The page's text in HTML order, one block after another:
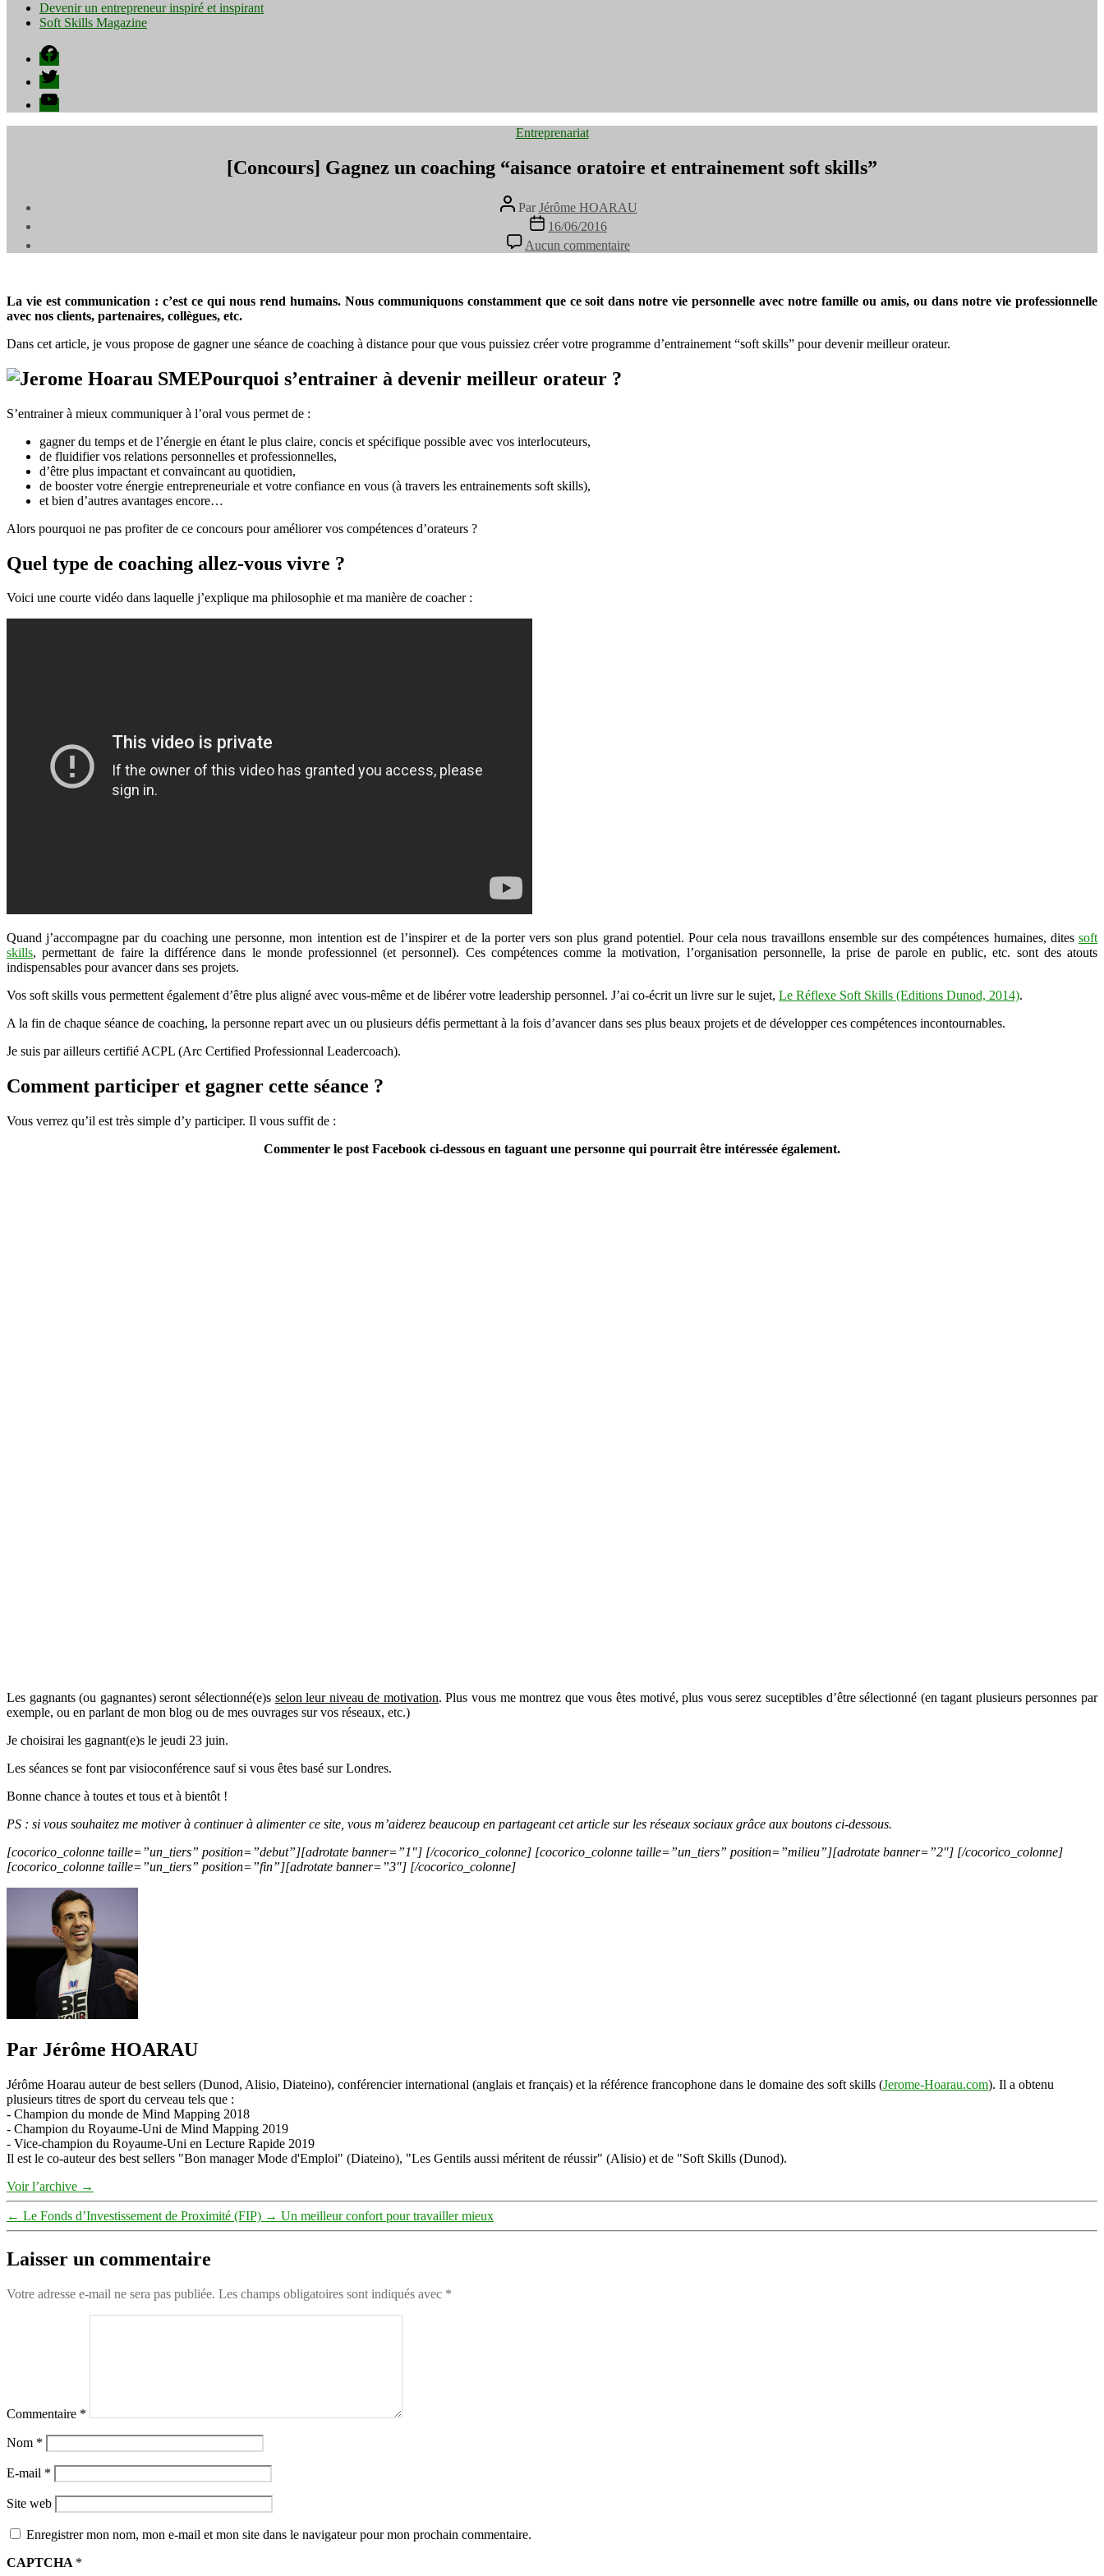
Devenir un entrepreneur inspiré et inspirant
Soft Skills Magazine
Facebook
Twitter
YouTube
Catégories
Entreprenariat
[Concours] Gagnez un coaching “aisance oratoire et entrainement soft skills”
Auteur
de
l’article
Par Jérôme HOARAU
Date
l’article
16/06/2016
Aucun commentaire
[Concours]
coaching
et
La vie est communication : c’est ce qui nous rend humains. Nous communiquons constamment que ce soit dans notre vie personnelle avec notre famille ou amis, ou dans notre vie professionnelle
avec nos clients, partenaires, collègues, etc.
Dans cet article, je vous propose de gagner une séance de coaching à distance pour que vous puissiez créer votre programme d’entrainement “soft skills” pour devenir meilleur orateur.
Pourquoi s’entrainer à devenir meilleur orateur ?
S’entrainer à mieux communiquer à l’oral vous permet de :
gagner du temps et de l’énergie en étant le plus claire, concis et spécifique possible avec vos interlocuteurs,
de fluidifier vos relations personnelles et professionnelles,
d’être plus impactant et convaincant au quotidien,
de booster votre énergie entrepreneuriale et votre confiance en vous (à travers les entrainements soft skills),
et bien d’autres avantages encore…
Alors pourquoi ne pas profiter de ce concours pour améliorer vos compétences d’orateurs ?
Quel type de coaching allez-vous vivre ?
Voici une courte vidéo dans laquelle j’explique ma philosophie et ma manière de coacher :
Quand j’accompagne par du coaching une personne, mon intention est de l’inspirer et de la porter vers son plus grand potentiel. Pour cela nous travaillons ensemble sur des compétences humaines, dites soft
skills, permettant de faire la différence dans le monde professionnel (et personnel). Ces compétences comme la motivation, l’organisation personnelle, la prise de parole en public, etc. sont des atouts
indispensables pour avancer dans ses projets.
Vos soft skills vous permettent également d’être plus aligné avec vous-même et de libérer votre leadership personnel. J’ai co-écrit un livre sur le sujet, Le Réflexe Soft Skills (Editions Dunod, 2014).
A la fin de chaque séance de coaching, la personne repart avec un ou plusieurs défis permettant à la fois d’avancer dans ses plus beaux projets et de développer ces compétences incontournables.
Je suis par ailleurs certifié ACPL (Arc Certified Professionnal Leadercoach).
Comment participer et gagner cette séance ?
Vous verrez qu’il est très simple d’y participer. Il vous suffit de :
Commenter le post Facebook ci-dessous en taguant une personne qui pourrait être intéressée également.
Les gagnants (ou gagnantes) seront sélectionné(e)s selon leur niveau de motivation. Plus vous me montrez que vous êtes motivé, plus vous serez suceptibles d’être sélectionné (en tagant plusieurs personnes par
exemple, ou en parlant de mon blog ou de mes ouvrages sur vos réseaux, etc.)
Je choisirai les gagnant(e)s le jeudi 23 juin.
Les séances se font par visioconférence sauf si vous êtes basé sur Londres.
Bonne chance à toutes et tous et à bientôt !
PS : si vous souhaitez me motiver à continuer à alimenter ce site, vous m’aiderez beaucoup en partageant cet article sur les réseaux sociaux grâce aux boutons ci-dessous.
[cocorico_colonne taille=”un_tiers” position=”debut”][adrotate banner=”1″] [/cocorico_colonne] [cocorico_colonne taille=”un_tiers” position=”milieu”][adrotate banner=”2″] [/cocorico_colonne]
[cocorico_colonne taille=”un_tiers” position=”fin”][adrotate banner=”3″] [/cocorico_colonne]
Par Jérôme HOARAU
Jérôme Hoarau auteur de best sellers (Dunod, Alisio, Diateino), conférencier international (anglais et français) et la référence francophone dans le domaine des soft skills (Jerome-Hoarau.com). Il a obtenu
plusieurs titres de sport du cerveau tels que :
- Champion du monde de Mind Mapping 2018
- Champion du Royaume-Uni de Mind Mapping 2019
- Vice-champion du Royaume-Uni en Lecture Rapide 2019
Il est le co-auteur des best sellers "Bon manager Mode d'Emploi" (Diateino), "Les Gentils aussi méritent de réussir" (Alisio) et de "Soft Skills (Dunod).
Voir l’archive →
← Le Fonds d’Investissement de Proximité (FIP) → Un meilleur confort pour travailler mieux
Laisser un commentaire
Votre adresse e-mail ne sera pas publiée. Les champs obligatoires sont indiqués avec *
Commentaire *
Nom *
E-mail *
Site web
Enregistrer mon nom, mon e-mail et mon site dans le navigateur pour mon prochain commentaire.
CAPTCHA *